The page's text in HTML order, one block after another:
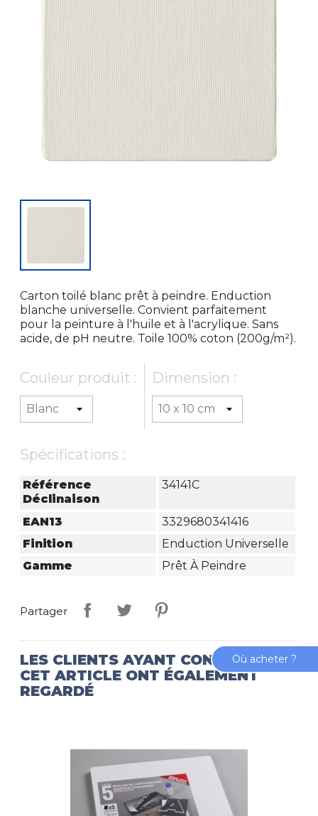
Carton toilé blanc prêt à peindre. Enduction
blanche universelle. Convient parfaitement
pour la peinture à l'huile et à l'acrylique. Sans
acide, de pH neutre. Toile 100% coton (200g/m²).
Couleur produit : Dimension :
Spécifications :
Référence
Déclinaison
34141C
EAN13
3329680341416
Finition
Enduction Universelle
Gamme
Prêt À Peindre
Partager
LES CLIENTS AYANT CONSULTÉ
CET ARTICLE ONT ÉGALEMENT
REGARDÉ
Où acheter ?